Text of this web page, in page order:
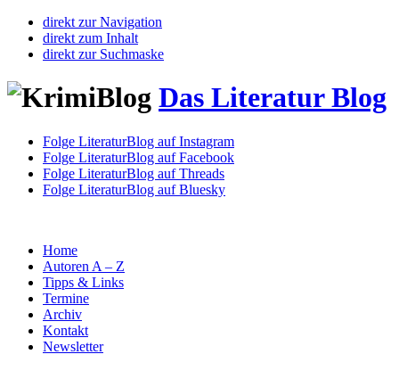
direkt zur Navigation
direkt zum Inhalt
direkt zur Suchmaske
Das Literatur Blog
Folge LiteraturBlog auf Instagram
Folge LiteraturBlog auf Facebook
Folge LiteraturBlog auf Threads
Folge LiteraturBlog auf Bluesky
Home
Autoren A – Z
Tipps & Links
Termine
Archiv
Kontakt
Newsletter